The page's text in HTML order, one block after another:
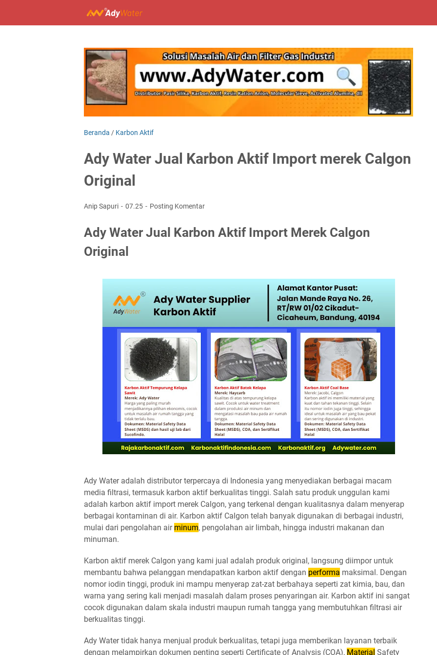
Beranda / Karbon Aktif
Ady Water Jual Karbon Aktif Import merek Calgon
Original
Anip Sapuri 07.25 Posting Komentar
Ady Water Jual Karbon Aktif Import Merek Calgon
Original
Ady Water adalah distributor terpercaya di Indonesia yang menyediakan berbagai macam
media filtrasi, termasuk karbon aktif berkualitas tinggi. Salah satu produk unggulan kami
adalah karbon aktif import merek Calgon, yang terkenal dengan kualitasnya dalam menyerap
berbagai kontaminan di air. Karbon aktif Calgon telah banyak digunakan di berbagai industri,
mulai dari pengolahan air minum, pengolahan air limbah, hingga industri makanan dan
minuman.
Karbon aktif merek Calgon yang kami jual adalah produk original, langsung diimpor untuk
membantu bahwa pelanggan mendapatkan karbon aktif dengan performa maksimal. Dengan
nomor iodin tinggi, produk ini mampu menyerap zat-zat berbahaya seperti zat kimia, bau, dan
warna yang sering kali menjadi masalah dalam proses penyaringan air. Karbon aktif ini sangat
cocok digunakan dalam skala industri maupun rumah tangga yang membutuhkan filtrasi air
berkualitas tinggi.
Ady Water tidak hanya menjual produk berkualitas, tetapi juga memberikan layanan terbaik
dengan melampirkan dokumen penting seperti Certificate of Analysis (COA), Material Safety